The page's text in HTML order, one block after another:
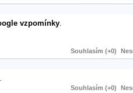
vzpomínky
Souhlasím (+0)
Souhlasím (+0)